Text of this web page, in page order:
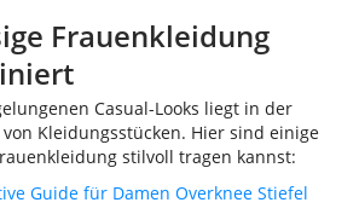
Frauenkleidung
Casual-Looks liegt in der
Kleidungsstücken. Hier sind einige
stilvoll tragen kannst:
Guide für Damen Overknee Stiefel